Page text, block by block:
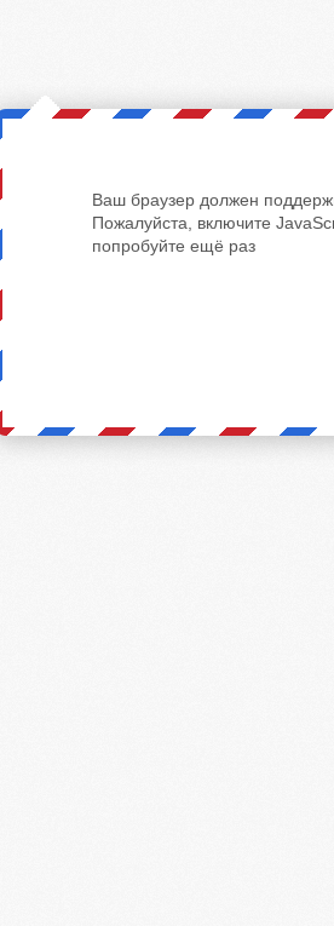
Ваш браузер должен
Пожалуйста, включите
попробуйте ещё раз